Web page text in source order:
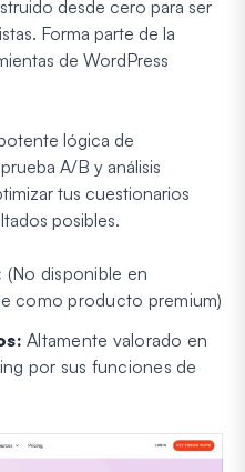
desde cero para ser
Forma parte de la
de WordPress
lógica de
A/B y análisis
tus cuestionarios
posibles.
(No disponible en
como producto premium)
Altamente valorado en
por sus funciones de